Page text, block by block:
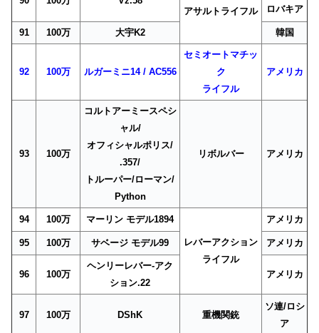
アサルトライフル
ロバキア
91 100万 大宇K2 韓国
92 100万 ルガーミニ14 / AC556
セミオートマチッ
ク
ライフル
アメリカ
93 100万
コルトアーミースペシ
ャル/
オフィシャルポリス/
.357/
トルーパー/ローマン/
Python
リボルバー アメリカ
94 100万 マーリン モデル1894
レバーアクション
ライフル
アメリカ
95 100万 サベージ モデル99 アメリカ
96 100万
ヘンリーレバー-アク
ション.22
アメリカ
97 100万 DShK 重機関銃
ソ連/ロシ
ア